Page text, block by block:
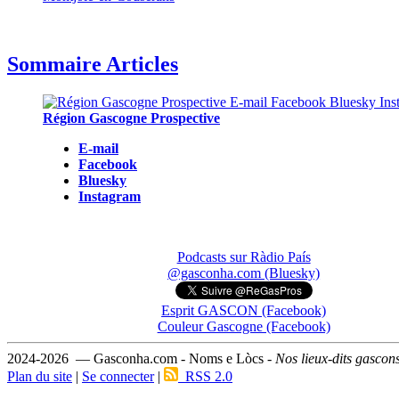
Sommaire Articles
Région Gascogne Prospective
E-mail
Facebook
Bluesky
Instagram
Podcasts sur Ràdio País
@gasconha.com (Bluesky)
Esprit GASCON (Facebook)
Couleur Gascogne (Facebook)
2024-2026 — Gasconha.com - Noms e Lòcs - Nos lieux-dits
Plan du site | Se connecter| RSS 2.0